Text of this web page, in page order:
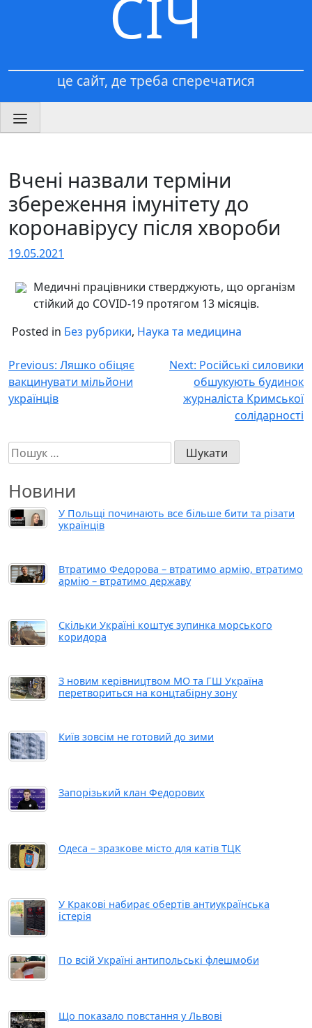
СІЧ
це сайт, де треба сперечатися
Вчені назвали терміни
збереження імунітету до
коронавірусу після хвороби
19.05.2021
Медичні працівники стверджують, що організм
стійкий до COVID-19 протягом 13 місяців.
Posted in Без рубрики, Наука та медицина
Навігація
записів
Previous: Ляшко обіцяє
вакцинувати мільйони
українців
Next: Російські силовики
обшукують будинок
журналіста Кримської
солідарності
Пошук:
Новини
У Польщі починають все більше бити та різати
українців
Втратимо Федорова – втратимо армію, втратимо
армію – втратимо державу
Скільки Україні коштує зупинка морського
коридора
З новим керівництвом МО та ГШ Україна
перетвориться на концтабірну зону
Київ зовсім не готовий до зими
Запорізький клан Федорових
Одеса – зразкове місто для катів ТЦК
У Кракові набирає обертів антиукраїнська
істерія
По всій Україні антипольські флешмоби
Що показало повстання у Львові